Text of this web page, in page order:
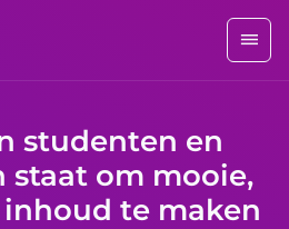
studenten en
staat om mooie,
te maken